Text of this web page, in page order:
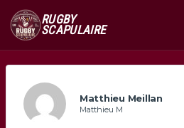
RUGBY
SCAPULAIRE
Matthieu Meillan
Matthieu M